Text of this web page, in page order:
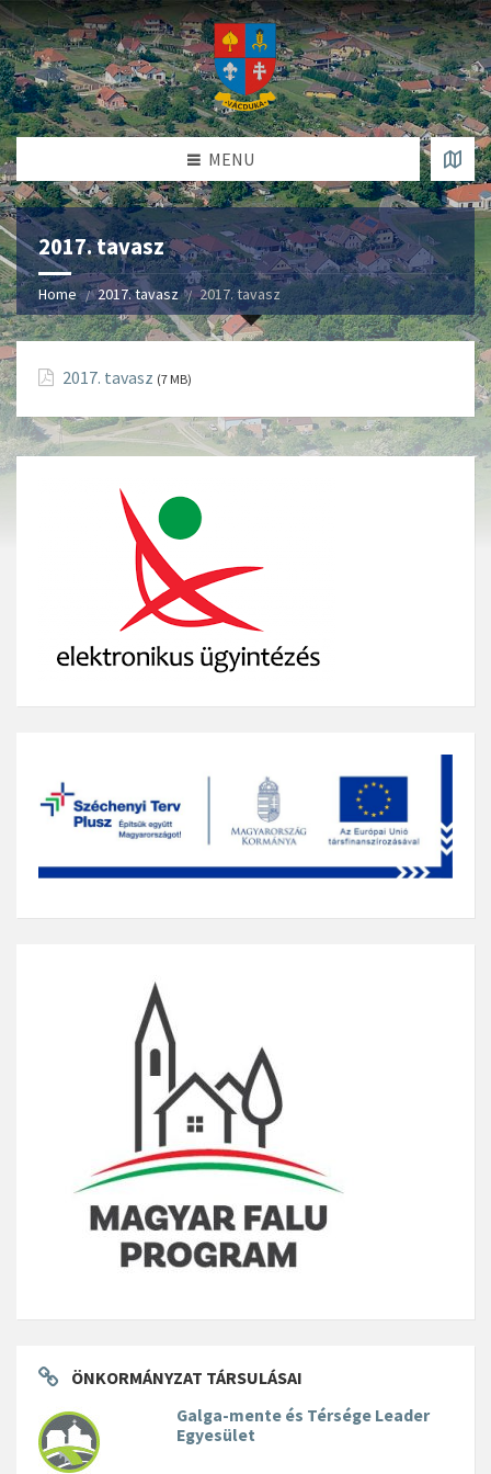
MENU
2017. tavasz
Home 2017. tavasz 2017. tavasz
2017. tavasz (7 MB)
ÖNKORMÁNYZAT TÁRSULÁSAI
Galga-mente és Térsége Leader
Egyesület